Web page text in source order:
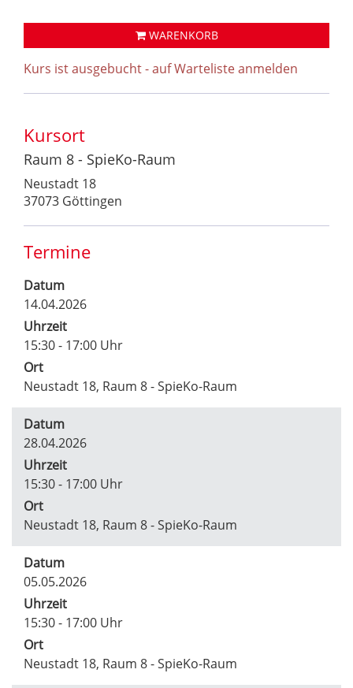
WARENKORB
Kurs ist ausgebucht - auf Warteliste anmelden
Kursort
Raum 8 - SpieKo-Raum
Neustadt 18
37073 Göttingen
Termine
Datum
14.04.2026
Uhrzeit
15:30 - 17:00 Uhr
Ort
Neustadt 18, Raum 8 - SpieKo-Raum
Datum
28.04.2026
Uhrzeit
15:30 - 17:00 Uhr
Ort
Neustadt 18, Raum 8 - SpieKo-Raum
Datum
05.05.2026
Uhrzeit
15:30 - 17:00 Uhr
Ort
Neustadt 18, Raum 8 - SpieKo-Raum